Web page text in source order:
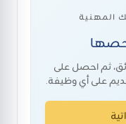
المهنية
ثم احصل على
على أي وظيفة.